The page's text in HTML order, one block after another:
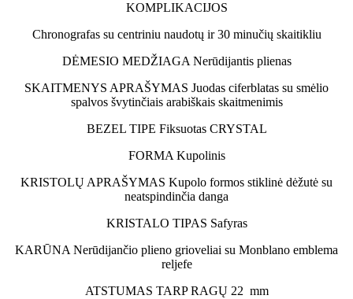
KOMPLIKACIJOS
Chronografas su centriniu naudotų ir 30 minučių skaitikliu
DĖMESIO MEDŽIAGANerūdijantis plienas
SKAITMENYS APRAŠYMAS Juodas ciferblatas su smėlio
spalvos švytinčiais arabiškais skaitmenimis
BEZEL TIPE Fiksuotas CRYSTAL
FORMAKupolinis
KRISTOLŲ APRAŠYMAS Kupolo formos stiklinė dėžutė su
neatspindinčia danga
KRISTALO TIPAS Safyras
KARŪNANerūdijančio plieno grioveliai su Monblano emblema
reljefe
ATSTUMAS TARP RAGŲ22 mm